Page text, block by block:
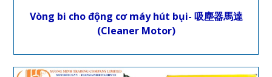
Vòng bi cho động cơ máy hút bụi- 吸塵器馬達
(Cleaner Motor)